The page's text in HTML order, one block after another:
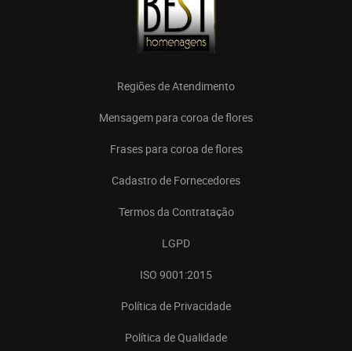
Regiões de Atendimento
Mensagem para coroa de flores
Frases para coroa de flores
Cadastro de Fornecedores
Termos da Contratação
LGPD
ISO 9001:2015
Política de Privacidade
Política de Qualidade